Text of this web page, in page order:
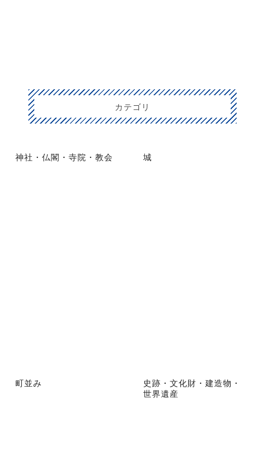
カテゴリ
神社・仏閣・寺院・教会 城
町並み
史跡・文化財・建造物・
世界遺産